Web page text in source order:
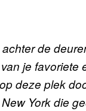
de
je favoriete
deze plek
York die